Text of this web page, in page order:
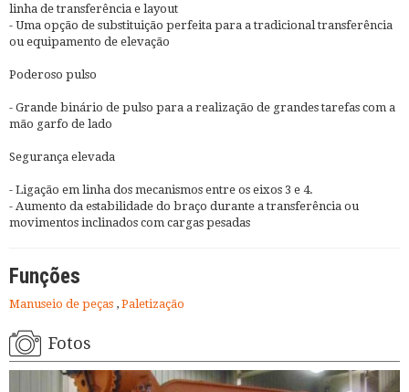
linha de transferência e layout
- Uma opção de substituição perfeita para a tradicional transferência
ou equipamento de elevação
Poderoso pulso
- Grande binário de pulso para a realização de grandes tarefas com a
mão garfo de lado
Segurança elevada
- Ligação em linha dos mecanismos entre os eixos 3 e 4.
- Aumento da estabilidade do braço durante a transferência ou
movimentos inclinados com cargas pesadas
Funções
Manuseio de peças , Paletização
Fotos